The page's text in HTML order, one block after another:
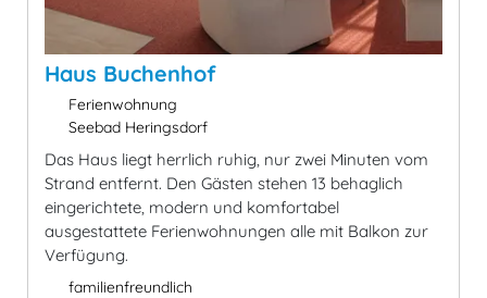
Haus Buchenhof
Ferienwohnung
Seebad Heringsdorf
Das Haus liegt herrlich ruhig, nur zwei Minuten vom
Strand entfernt. Den Gästen stehen 13 behaglich
eingerichtete, modern und komfortabel
ausgestattete Ferienwohnungen alle mit Balkon zur
Verfügung.
familienfreundlich